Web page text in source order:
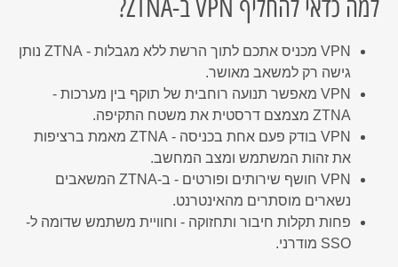
למה כדאי להחליף VPN ב-ZTNA?
VPN מכניס אתכם לתוך הרשת ללא מגבלות - ZTNA נותן
גישה רק למשאב מאושר.
VPN מאפשר תנועה רוחבית של תוקף בין מערכות -
ZTNA מצמצם דרסטית את משטח התקיפה.
VPN בודק פעם אחת בכניסה - ZTNA מאמת ברציפות
את זהות המשתמש ומצב המחשב.
VPN חושף שירותים ופורטים - ב-ZTNA המשאבים
נשארים מוסתרים מהאינטרנט.
פחות תקלות חיבור ותחזוקה - וחוויית משתמש שדומה ל-
SSO מודרני.